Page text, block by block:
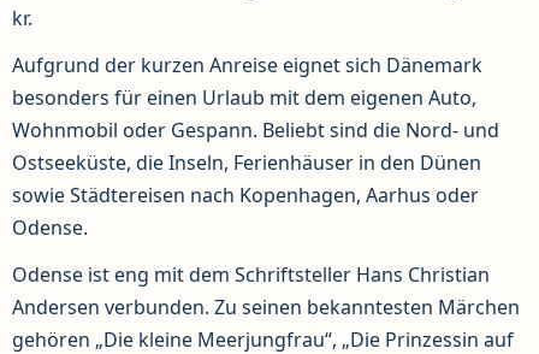
kr.
Aufgrund der kurzen Anreise eignet sich Dänemark
besonders für einen Urlaub mit dem eigenen Auto,
Wohnmobil oder Gespann. Beliebt sind die Nord- und
Ostseeküste, die Inseln, Ferienhäuser in den Dünen
sowie Städtereisen nach Kopenhagen, Aarhus oder
Odense.
Odense ist eng mit dem Schriftsteller Hans Christian
Andersen verbunden. Zu seinen bekanntesten Märchen
gehören „Die kleine Meerjungfrau“, „Die Prinzessin auf